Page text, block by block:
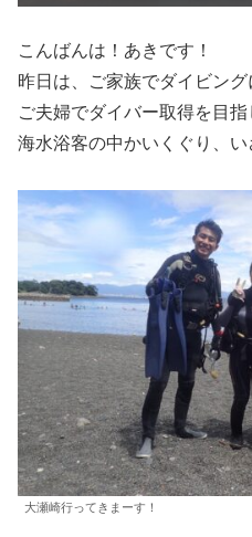
こんばんは！あきです！
昨日は、ご家族でダイビン
ご夫婦でダイバー取得を目指
海水浴客の中かいくぐり、い
大瀬崎行ってきまーす！